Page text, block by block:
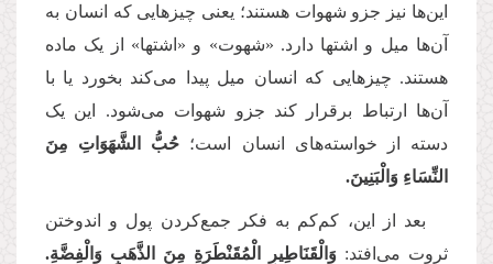
این‌ها نیز جزو شهوات هستند؛ یعنی چیزهایی که انسان به
آن‌ها میل و اشتها دارد. «شهوت» و «اشتها» از یک ماده‌
هستند. چیزهایی که انسان میل پیدا می‌کند بخورد یا با
آن‌ها ارتباط برقرار کند جزو شهوات می‌شود. این یک
دسته از خواسته‌های انسان است؛ حُبُّ الشَّهَوَاتِ مِنَ
النِّسَاءِ وَالْبَنِينَ.
بعد از این، کم‌کم به فکر جمع‌کردن پول و اندوختن
ثروت می‌افتد: وَالْقَنَاطِيرِ الْمُقَنْطَرَةِ مِنَ الذَّهَبِ وَالْفِضَّةِ.